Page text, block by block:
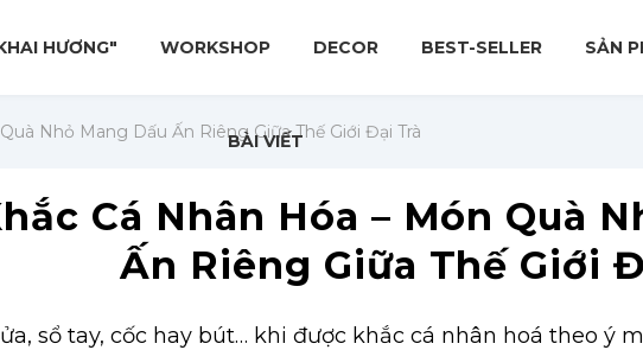
HƯƠNG" WORKSHOP
Workshop "Chim Gỗ Kiến" Workshop "Vào Rừng"
DECOR
Kệ Máy Tính
Trâu Vàng
Tượng Rồng
BEST-SELLER
thời trang
Văn phòng phẩm
Bút Ký Gỗ
Hộp đựng thẻ
Phụ kiện cá nhân
Bật lửa gỗ
Móc khóa gỗ sắt
SẢN
Đồ dùng bếp
Khay gỗ
Giftset hương gỗ 8/3 Giftset 20/11
BÀI VIẾT
Nhỏ Mang Dấu Ấn Riêng Giữa Thế Giới Đại Trà
Cá Nhân Hóa – Món Quà
Ấn Riêng Giữa Thế Giới
sổ tay, cốc hay bút… khi được khắc cá nhân hoá theo ý